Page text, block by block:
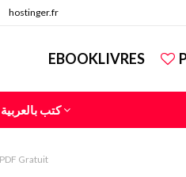
hostinger.fr
EBOOKLIVRES
كتب بالعربية
Gratuit